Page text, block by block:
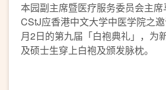
本园副主席暨医疗服务委员会主
CStJ应香港中文大学中医学院之
月2日的第九届「白袍典礼」，为
及硕士生穿上白袍及颁发脉枕。